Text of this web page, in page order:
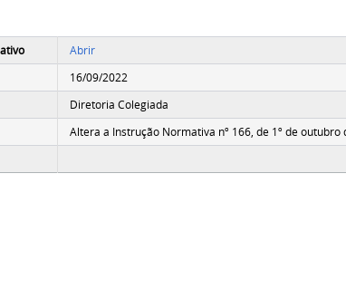
Abrir
16/09/2022
Diretoria Colegiada
Altera a Instrução Normativa nº 166, de 1º de outubro